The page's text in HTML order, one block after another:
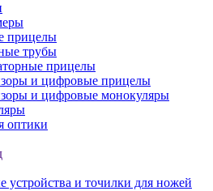
прицелы
трубы
прицелы
и цифровые прицелы
и цифровые монокуляры
оптики
устройства и точилки для ножей